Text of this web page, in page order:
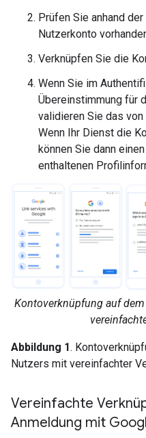
Prüfen Sie anhand
Nutzerkonto
Verknüpfen Sie die
Wenn Sie im
Übereinstimmung für
validieren Sie das
Wenn Ihr Dienst die
können Sie dann
enthaltenen
Kontoverknüpfung auf
Abbildung 1.
Nutzers mit vereinfachter
Vereinfachte
Anmeldung mit